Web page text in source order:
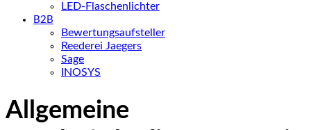
LED-Flaschenlichter
B2B
Bewertungsaufsteller
Reederei Jaegers
Sage
INOSYS
Allgemeine